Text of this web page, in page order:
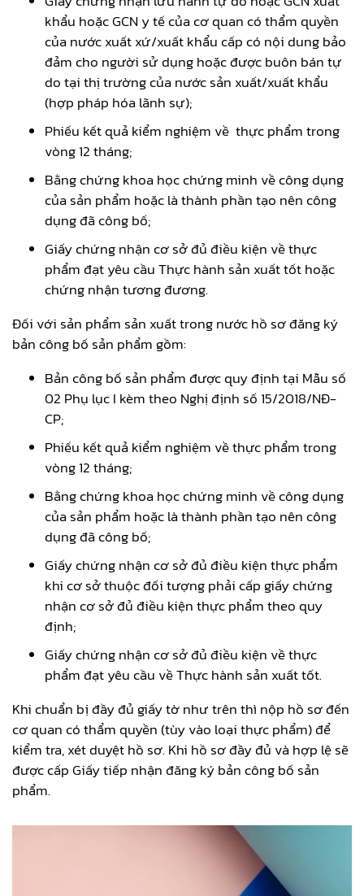
khẩu hoặc GCN y tế của cơ quan có thẩm quyền
của nước xuất xứ/xuất khẩu cấp có nội dung bảo
đảm cho người sử dụng hoặc được buôn bán tự
do tại thị trường của nước sản xuất/xuất khẩu
(hợp pháp hóa lãnh sự);
Phiếu kết quả kiểm nghiệm về thực phẩm trong
vòng 12 tháng;
Bằng chứng khoa học chứng minh về công dụng
của sản phẩm hoặc là thành phần tạo nên công
dụng đã công bố;
Giấy chứng nhận cơ sở đủ điều kiện về thực
phẩm đạt yêu cầu Thực hành sản xuất tốt hoặc
chứng nhận tương đương.
Đối với sản phẩm sản xuất trong nước hồ sơ đăng ký
bản công bố sản phẩm gồm:
Bản công bố sản phẩm được quy định tại Mẫu số
02 Phụ lục I kèm theo Nghị định số 15/2018/NĐ-
CP;
Phiếu kết quả kiểm nghiệm về thực phẩm trong
vòng 12 tháng;
Bằng chứng khoa học chứng minh về công dụng
của sản phẩm hoặc là thành phần tạo nên công
dụng đã công bố;
Giấy chứng nhận cơ sở đủ điều kiện thực phẩm
khi cơ sở thuộc đối tượng phải cấp giấy chứng
nhận cơ sở đủ điều kiện thực phẩm theo quy
định;
Giấy chứng nhận cơ sở đủ điều kiện về thực
phẩm đạt yêu cầu về Thực hành sản xuất tốt.
Khi chuẩn bị đầy đủ giấy tờ như trên thì nộp hồ sơ đến
cơ quan có thẩm quyền (tùy vào loại thực phẩm) để
kiểm tra, xét duyệt hồ sơ. Khi hồ sơ đầy đủ và hợp lệ sẽ
được cấp Giấy tiếp nhận đăng ký bản công bố sản
phẩm.